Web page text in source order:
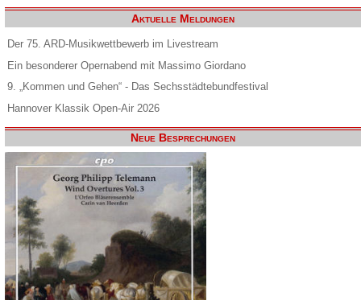
Aktuelle Meldungen
Der 75. ARD-Musikwettbewerb im Livestream
Ein besonderer Opernabend mit Massimo Giordano
9. „Kommen und Gehen“ - Das Sechsstädtebundfestival
Hannover Klassik Open-Air 2026
Neue Besprechungen